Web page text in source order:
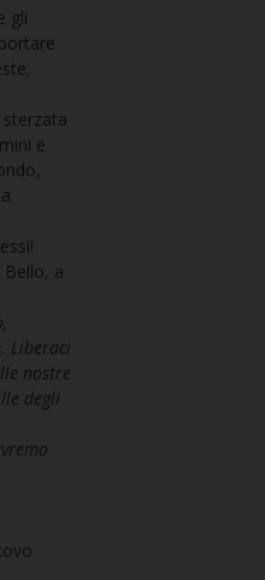
gli
e
a
Liberaci
nostre
degli